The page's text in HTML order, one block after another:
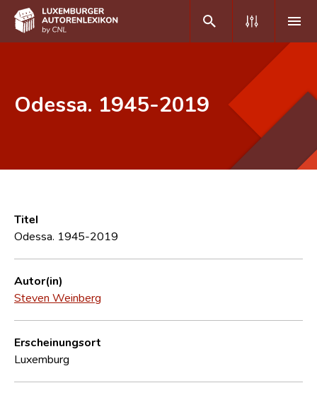
Häufige Fragen und Antworten
CNL
Forschungsgruppe
Kontakt
Odessa. 1945-2019
Titel
Odessa. 1945-2019
Autor(in)
Steven Weinberg
Erscheinungsort
Luxemburg